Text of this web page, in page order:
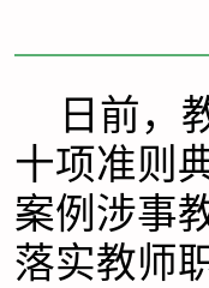
日前，
十项准则
案例涉事
落实教师